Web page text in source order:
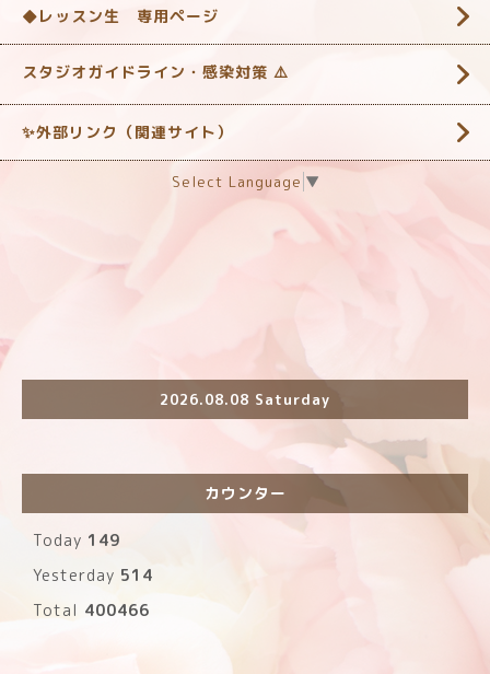
◆レッスン生 専用ページ
スタジオガイドライン・感染対策 ‎⚠️
✨外部リンク（関連サイト）
Select Language ▼
2026.08.08 Saturday
カウンター
Today 149
Yesterday 514
Total 400466